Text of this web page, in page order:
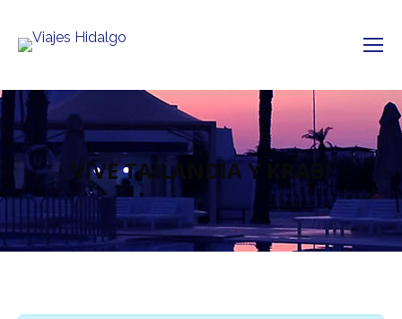
VIVE TAILANDIA Y KRABI